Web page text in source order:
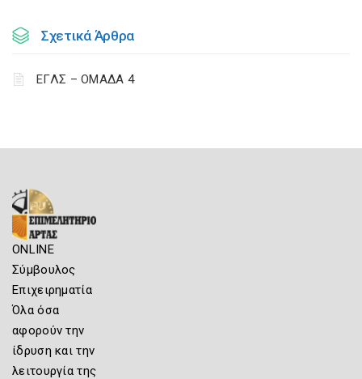
Σχετικά Άρθρα
ΕΓΛΣ – ΟΜΑΔΑ 4
ONLINE
Σύμβουλος
Επιχειρηματία
Όλα όσα
αφορούν την
ίδρυση και την
λειτουργία της